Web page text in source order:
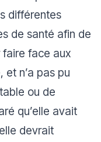
différentes
de santé afin de
face aux
n’a pas pu
ou de
qu’elle avait
devrait